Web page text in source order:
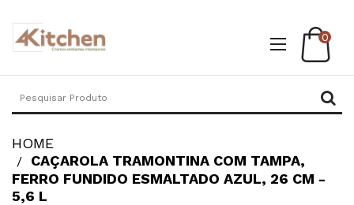
0
HOME
CAÇAROLA TRAMONTINA COM TAMPA,
FERRO FUNDIDO ESMALTADO AZUL, 26 CM -
5,6 L